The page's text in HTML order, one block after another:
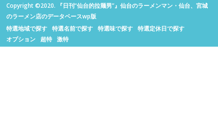
Copyright ©2020. 『日刊“仙台的拉麺男”』仙台のラーメンマン・仙台、宮城
のラーメン店のデータベースwp版
特選地域で探す
特選名前で探す 特選味で探す
特選定休日で探す
オプション
超特 激特